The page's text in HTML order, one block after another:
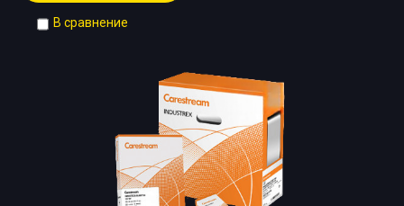
В сравнение